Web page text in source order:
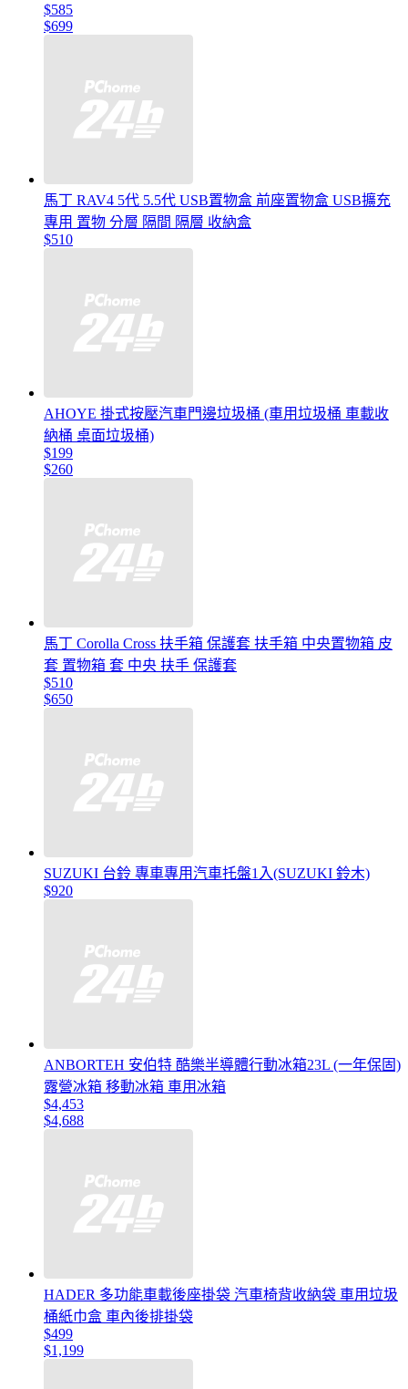
$585
$699
馬丁 RAV4 5代 5.5代 USB置物盒 前座置物盒 USB擴充
專用 置物 分層 隔間 隔層 收納盒
$510
AHOYE 掛式按壓汽車門邊垃圾桶 (車用垃圾桶 車載收
納桶 桌面垃圾桶)
$199
$260
馬丁 Corolla Cross 扶手箱 保護套 扶手箱 中央置物箱 皮
套 置物箱 套 中央 扶手 保護套
$510
$650
SUZUKI 台鈴 專車專用汽車托盤1入(SUZUKI 鈴木)
$920
ANBORTEH 安伯特 酷樂半導體行動冰箱23L (一年保固)
露營冰箱 移動冰箱 車用冰箱
$4,453
$4,688
HADER 多功能車載後座掛袋 汽車椅背收納袋 車用垃圾
桶紙巾盒 車內後排掛袋
$499
$1,199